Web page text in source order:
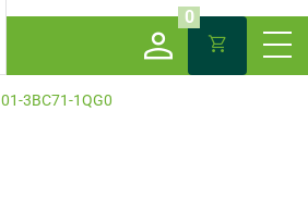
0
3BC71-1QG0